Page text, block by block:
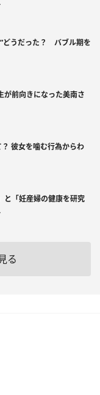
”どうだった？ バブル期を
が前向きになった美南さ
彼女を噛む行為からわ
と「妊産婦の健康を研究
る